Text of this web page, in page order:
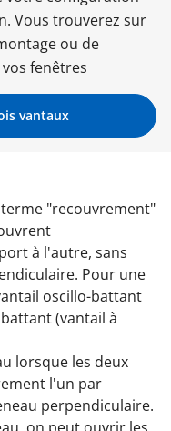
Vous trouverez sur
ou de
fenêtres
vantaux
"recouvrement"
à l'autre, sans
Pour une
oscillo-battant
(vantail à
lorsque les deux
l'un par
perpendiculaire.